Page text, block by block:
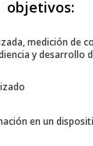
objetivos:
medición de
y desarrollo
en un